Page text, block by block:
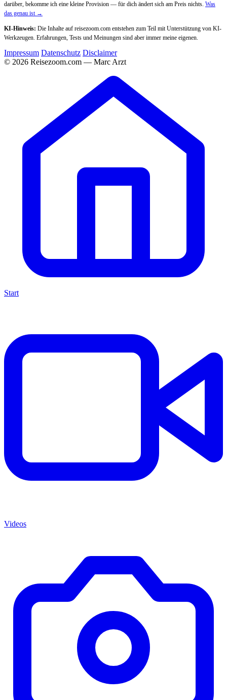
darüber, bekomme ich eine kleine Provision — für dich ändert sich am Preis nichts. Was
das genau ist →
KI-Hinweis: Die Inhalte auf reisezoom.com entstehen zum Teil mit Unterstützung von KI-
Werkzeugen. Erfahrungen, Tests und Meinungen sind aber immer meine eigenen.
Impressum Datenschutz Disclaimer
© 2026 Reisezoom.com — Marc Arzt
Start
Videos